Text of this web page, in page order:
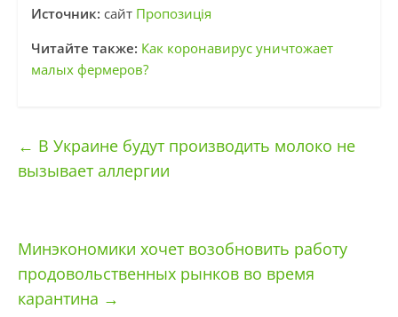
Источник: сайт Пропозиція
Читайте также: Как коронавирус уничтожает
малых фермеров?
← В Украине будут производить молоко не
вызывает аллергии
Минэкономики хочет возобновить работу
продовольственных рынков во время
карантина →